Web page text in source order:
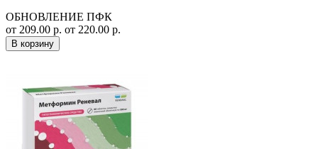
ОБНОВЛЕНИЕ ПФК
от 209.00 р. от 220.00 р.
В корзину